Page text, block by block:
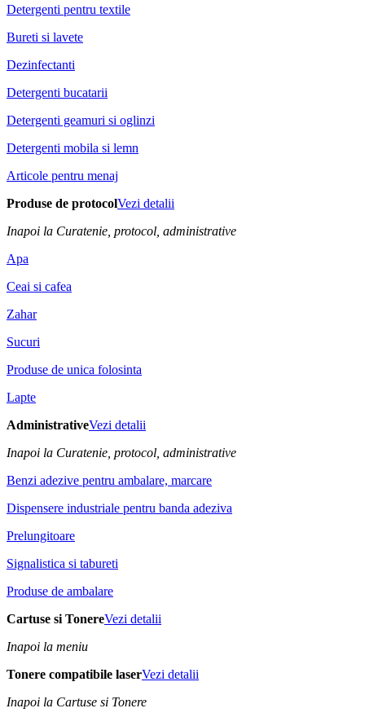
Detergenti pentru textile
Bureti si lavete
Dezinfectanti
Detergenti bucatarii
Detergenti geamuri si oglinzi
Detergenti mobila si lemn
Articole pentru menaj
Produse de protocolVezi detalii
Inapoi la Curatenie, protocol, administrative
Apa
Ceai si cafea
Zahar
Sucuri
Produse de unica folosinta
Lapte
AdministrativeVezi detalii
Inapoi la Curatenie, protocol, administrative
Benzi adezive pentru ambalare, marcare
Dispensere industriale pentru banda adeziva
Prelungitoare
Signalistica si tabureti
Produse de ambalare
Cartuse si TonereVezi detalii
Inapoi la meniu
Tonere compatibile laserVezi detalii
Inapoi la Cartuse si Tonere